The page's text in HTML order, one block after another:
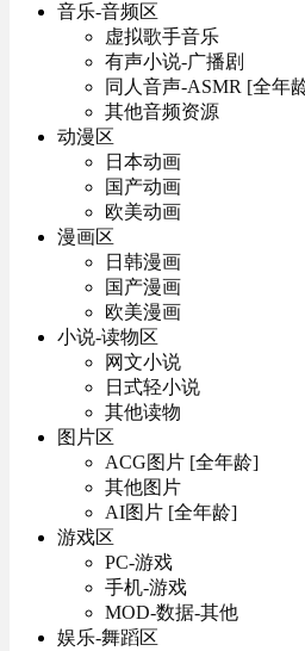
音乐-音频区
虚拟歌手音乐
有声小说-广播剧
同人音声-ASMR [全年
其他音频资源
动漫区
日本动画
国产动画
欧美动画
漫画区
日韩漫画
国产漫画
欧美漫画
小说-读物区
网文小说
日式轻小说
其他读物
图片区
ACG图片 [全年龄]
其他图片
AI图片 [全年龄]
游戏区
PC-游戏
手机-游戏
MOD-数据-其他
娱乐-舞蹈区